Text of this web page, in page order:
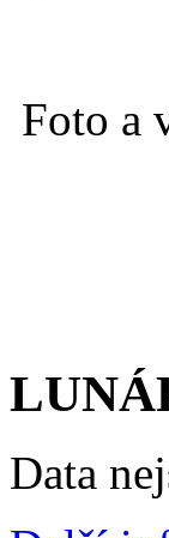
Foto a
Data